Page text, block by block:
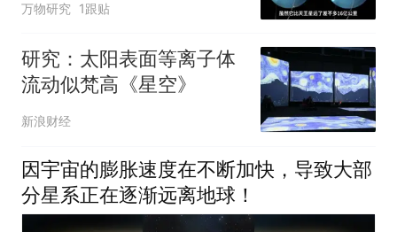
万物研究 1跟贴
研究：太阳表面等离子体
流动似梵高《星空》
新浪财经
因宇宙的膨胀速度在不断加快，导致大部
分星系正在逐渐远离地球！